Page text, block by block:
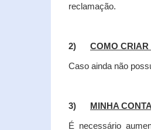
reclamação.
2) COMO CRIAR
Caso ainda não
3) MINHA
É necessário